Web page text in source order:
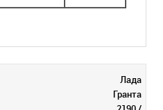
Лада
Гранта